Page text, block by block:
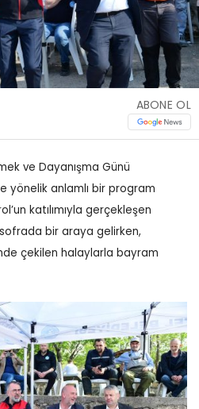
ABONE OL
ve Dayanışma Günü
yönelik anlamlı bir program
katılımıyla gerçekleşen
bir araya gelirken,
çekilen halaylarla bayram